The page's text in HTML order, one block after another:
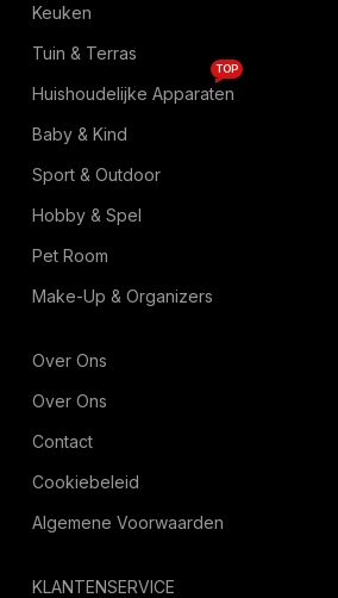
Keuken
Tuin & Terras
Huishoudelijke Apparaten
TOP
Baby & Kind
Sport & Outdoor
Hobby & Spel
Pet Room
Make-Up & Organizers
Over Ons
Over Ons
Contact
Cookiebeleid
Algemene Voorwaarden
KLANTENSERVICE